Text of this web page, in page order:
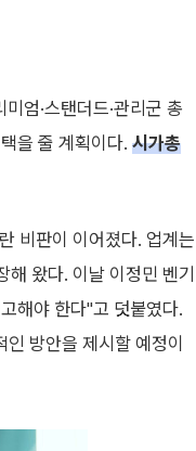
엄·스탠더드·관리군 총
을 줄 계획이다. 시가총
비판이 이어졌다. 업계는
왔다. 이날 이정민 벤기
해야 한다"고 덧붙였다.
방안을 제시할 예정이